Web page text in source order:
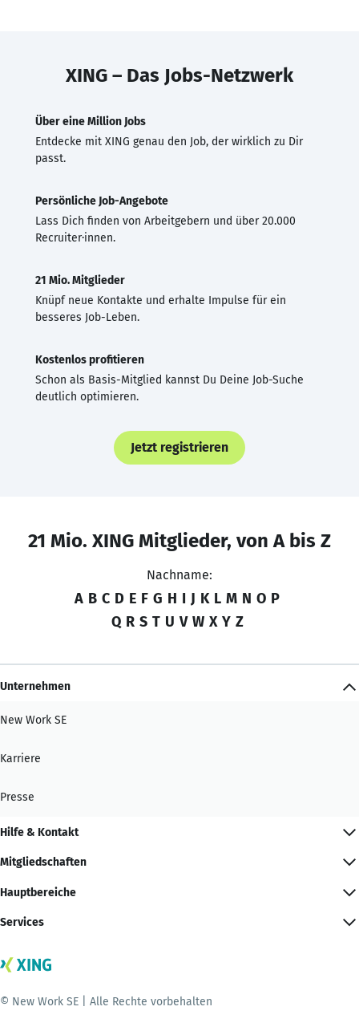
XING – Das Jobs-Netzwerk
Über eine Million Jobs
Entdecke mit XING genau den Job, der wirklich zu Dir
passt.
Persönliche Job-Angebote
Lass Dich finden von Arbeitgebern und über 20.000
Recruiter·innen.
21 Mio. Mitglieder
Knüpf neue Kontakte und erhalte Impulse für ein
besseres Job-Leben.
Kostenlos profitieren
Schon als Basis-Mitglied kannst Du Deine Job-Suche
deutlich optimieren.
Jetzt registrieren
21 Mio. XING Mitglieder, von A bis Z
Nachname:
A B C D E F G H I J K L M N O P
Q R S T U V W X Y Z
Unternehmen
New Work SE
Karriere
Presse
Hilfe & Kontakt
Mitgliedschaften
Hauptbereiche
Services
© New Work SE | Alle Rechte vorbehalten